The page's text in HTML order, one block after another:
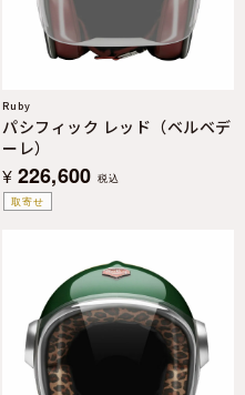
取寄せ
Ruby
パシフィック レッド（ベルベデ
ーレ）
¥ 226,600 税込